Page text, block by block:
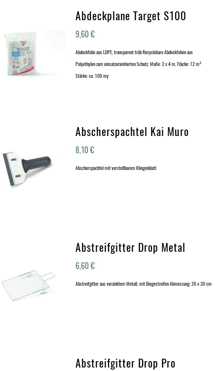
Abdeckplane Target S100
9,60€
Abdeckfolie aus LDPE, transparent trüb Recyclebare Abdeckfolien aus
Polyethylen zum einsatzorientierten Schutz. Maße: 3 x 4 m, Fläche: 12 m²
Stärke: ca. 100 my
Abscherspachtel Kai Muro
8,10€
Abscherspachtel mit verstellbarem Klingenblatt
Abstreifgitter Drop Metal
6,60€
Abstreifgitter aus verzinktem Metall, mit Biegestreifen Abmessung: 26 x 30 cm
Abstreifgitter Drop Pro